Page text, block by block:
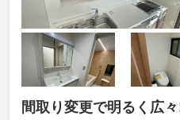
間取り変更で明るく広